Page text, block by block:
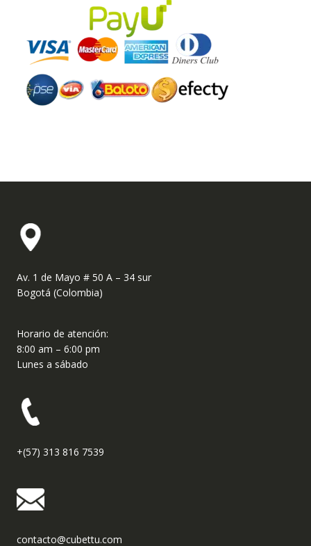
Av. 1 de Mayo # 50 A – 34 sur
Bogotá (Colombia)
Horario de atención:
8:00 am – 6:00 pm
Lunes a sábado
+(57) 313 816 7539
contacto@cubettu.com